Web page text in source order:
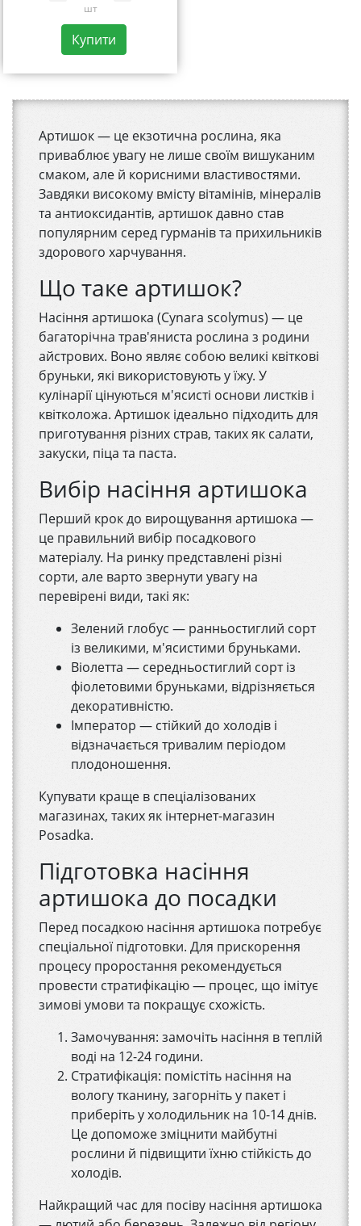
Артишок — це екзотична рослина, яка
приваблює увагу не лише своїм вишуканим
смаком, але й корисними властивостями.
Завдяки високому вмісту вітамінів, мінералів
та антиоксидантів, артишок давно став
популярним серед гурманів та прихильників
здорового харчування.
Що таке артишок?
Насіння артишока (Cynara scolymus) — це
багаторічна трав'яниста рослина з родини
айстрових. Воно являє собою великі квіткові
бруньки, які використовують у їжу. У
кулінарії цінуються м'ясисті основи листків і
квітколожа. Артишок ідеально підходить для
приготування різних страв, таких як салати,
закуски, піца та паста.
Вибір насіння артишока
Перший крок до вирощування артишока —
це правильний вибір посадкового
матеріалу. На ринку представлені різні
сорти, але варто звернути увагу на
перевірені види, такі як:
Зелений глобус — ранньостиглий сорт
із великими, м'ясистими бруньками.
Віолетта — середньостиглий сорт із
фіолетовими бруньками, відрізняється
декоративністю.
Імператор — стійкий до холодів і
відзначається тривалим періодом
плодоношення.
Купувати краще в спеціалізованих
магазинах, таких як інтернет-магазин
Posadka.
Підготовка насіння
артишока до посадки
Перед посадкою насіння артишока потребує
спеціальної підготовки. Для прискорення
процесу проростання рекомендується
провести стратифікацію — процес, що імітує
зимові умови та покращує схожість.
Замочування: замочіть насіння в теплій
воді на 12-24 години.
Стратифікація: помістіть насіння на
вологу тканину, загорніть у пакет і
приберіть у холодильник на 10-14 днів.
Це допоможе зміцнити майбутні
рослини й підвищити їхню стійкість до
холодів.
Найкращий час для посіву насіння артишока
шт
Купити